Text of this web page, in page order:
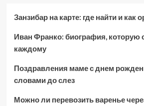
Занзибар на карте: где найти и как
Иван Франко: биография, которую
каждому
Поздравления маме с днем
словами до слез
Можно ли перевозить варенье